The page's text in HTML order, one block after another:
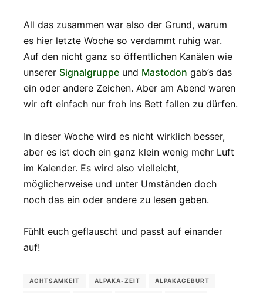
All das zusammen war also der Grund, warum
es hier letzte Woche so verdammt ruhig war.
Auf den nicht ganz so öffentlichen Kanälen wie
unserer Signalgruppe und Mastodon gab’s das
ein oder andere Zeichen. Aber am Abend waren
wir oft einfach nur froh ins Bett fallen zu dürfen.
In dieser Woche wird es nicht wirklich besser,
aber es ist doch ein ganz klein wenig mehr Luft
im Kalender. Es wird also vielleicht,
möglicherweise und unter Umständen doch
noch das ein oder andere zu lesen geben.
Fühlt euch geflauscht und passt auf einander
auf!
ACHTSAMKEIT ALPAKA-ZEIT ALPAKAGEBURT